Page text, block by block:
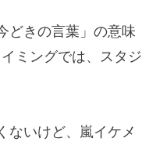
どきの言葉」の意味
ミングでは、スタジ
ないけど、嵐イケメ